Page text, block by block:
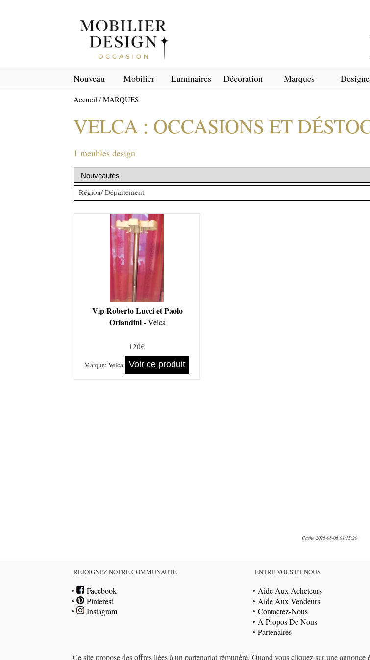
Nouveau Mobilier Luminaires Décoration Marques
Accueil/MARQUES
VELCA : OCCASIONS ET
1 meubles design
Région/ Département
Vip Roberto Lucci et Paolo
Orlandini- Velca
120€
Marque: Velca Voir ce produit
Cache 2026-08-06 01:15:20
REJOIGNEZ NOTRE COMMUNAUTÉ
Facebook
Pinterest
Instagram
ENTRE VOUS ET NOUS
Aide Aux Acheteurs
Aide Aux Vendeurs
Contactez-Nous
A Propos De Nous
Partenaires
Ce site propose des offres liées à un partenariat rémunéré. Quand vous cliquez sur une